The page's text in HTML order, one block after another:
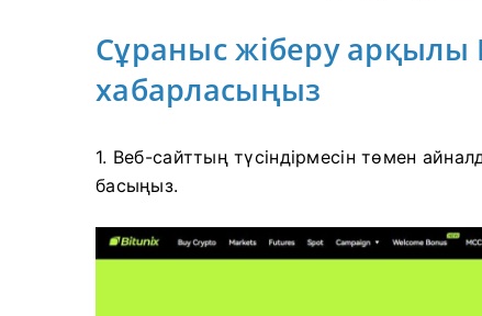
Сұраныс жіберу
хабарласыңыз
1. Веб-сайттың түсіндірмесін төмен
басыңыз.